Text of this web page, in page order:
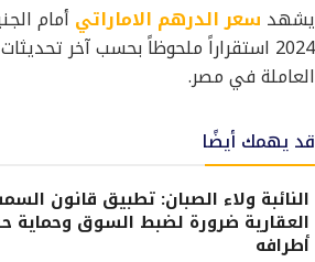
يشهد سعر الدرهم الاماراتي
2024 استقراراً ملحوظاً بحسب آخر
العاملة في مصر.
قد يهمك أيضًا
النائبة ولاء الصبان: تطبيق قانون
العقارية ضرورة لضبط السوق وحماية
أطرافه